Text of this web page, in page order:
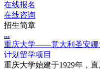
在线报名
在线咨询
招生简章
...
重庆大学——意大利圣安娜
计划留学项目
重庆大学始建于1929年，